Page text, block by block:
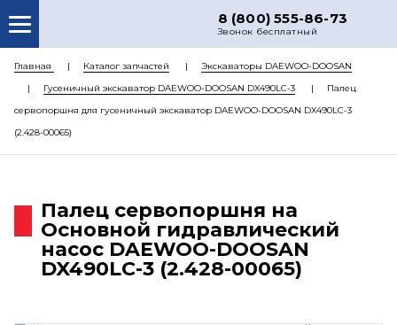
8 (800) 555-86-73
Звонок бесплатный
О НАС
КАТАЛОГ ЗАПЧАСТЕЙ
КОНТАКТЫ
Главная Каталог запчастей
Экскаваторы DAEWOO-DOOSAN
Гусеничный экскаватор DAEWOO-DOOSAN DX490LC-3
Палец
сервопоршня для гусеничный экскаватор DAEWOO-DOOSAN DX490LC-3
(2.428-00065)
Палец сервопоршня на
Основной гидравлический
насос DAEWOO-DOOSAN
DX490LC-3 (2.428-00065)